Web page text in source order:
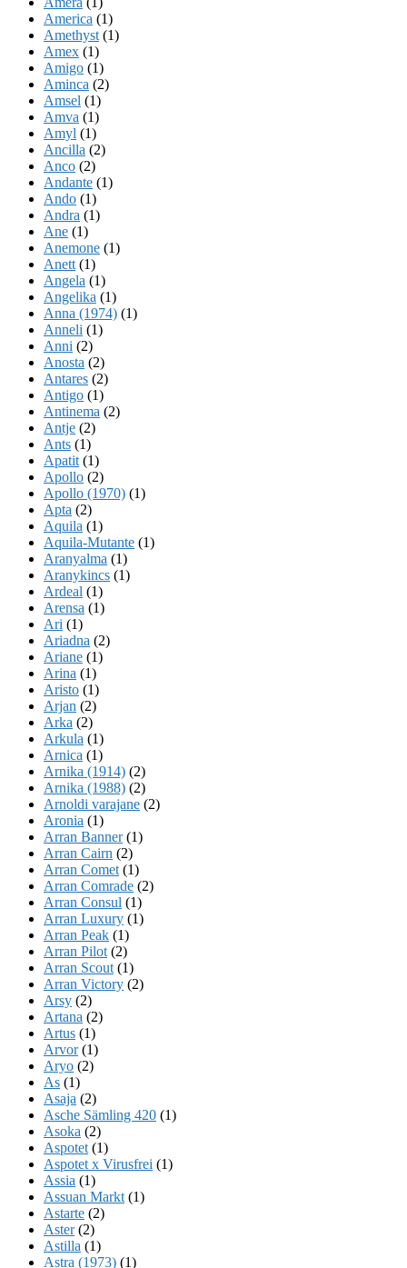
America (1)
Amethyst (1)
Amex (1)
Amigo (1)
Aminca (2)
Amsel (1)
Amva (1)
Amyl (1)
Ancilla (2)
Anco (2)
Andante (1)
Ando (1)
Andra (1)
Ane (1)
Anemone (1)
Anett (1)
Angela (1)
Angelika (1)
Anna (1974) (1)
Anneli (1)
Anni (2)
Anosta (2)
Antares (2)
Antigo (1)
Antinema (2)
Antje (2)
Ants (1)
Apatit (1)
Apollo (2)
Apollo (1970) (1)
Apta (2)
Aquila (1)
Aquila-Mutante (1)
Aranyalma (1)
Aranykincs (1)
Ardeal (1)
Arensa (1)
Ari (1)
Ariadna (2)
Ariane (1)
Arina (1)
Aristo (1)
Arjan (2)
Arka (2)
Arkula (1)
Arnica (1)
Arnika (1914) (2)
Arnika (1988) (2)
Arnoldi varajane (2)
Aronia (1)
Arran Banner(1)
Arran Cairn (2)
Arran Comet (1)
Arran Comrade (2)
Arran Consul (1)
Arran Luxury (1)
Arran Peak (1)
Arran Pilot (2)
Arran Scout (1)
Arran Victory (2)
Arsy (2)
Artana (2)
Artus (1)
Arvor(1)
Aryo (2)
As (1)
Asaja (2)
Asche Sämling 420 (1)
Asoka (2)
Aspotet (1)
Aspotet x Virusfrei (1)
Assia (1)
Assuan Markt (1)
Astarte (2)
Aster(2)
Astilla (1)
Astra (1973) (1)